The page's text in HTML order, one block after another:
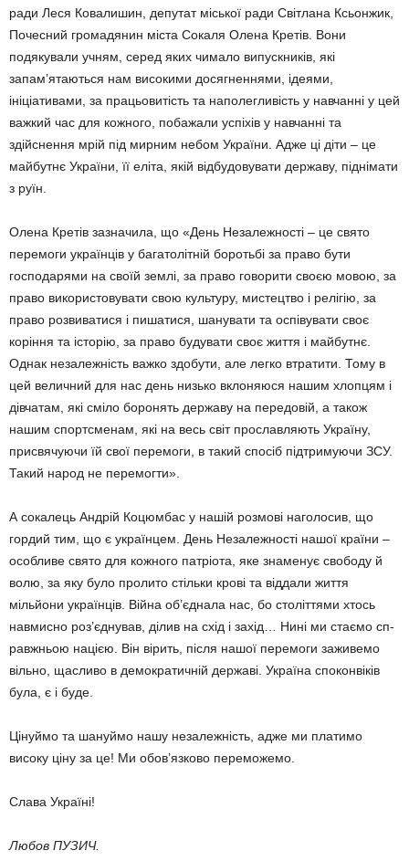
ради Леся Кова­ли­шин, депутат міської ради Світлана Ксьонжик,
Почесний громадянин міста Сокаля Олена Кретів. Вони
подякували учням, серед яких чи­ма­ло випускників, які
запам’ята­ються нам високими досягнен­ня­ми, ідеями,
ініціативами, за працьо­ви­тість та наполегливість у нав­чанні у цей
важкий час для кож­ного, побажали успіхів у навчанні та
здійснення мрій під мирним небом України. Адже ці діти – це
майбутнє України, її еліта, якій відбудовувати державу, піднімати
з руїн.
Олена Кретів зазначила, що «Де­нь Незалежності – це свято
пере­моги українців у багатолітній бо­ротьбі за право бути
господарями на своїй землі, за право говорити своєю мовою, за
право викорис­товувати свою культуру, мистецтво і релігію, за
право розвиватися і пишатися, шанувати та оспівувати своє
коріння та історію, за право будувати своє життя і майбутнє.
Однак незалежність важко здобути, але легко втратити. Тому в
цей ве­личний для нас день низько вкло­няюся нашим хлопцям і
дівчатам, які сміло боронять державу на передовій, а також
нашим спорт­сме­нам, які на весь світ прослав­ляють Україну,
присвячуючи їй свої перемоги, в такий спосіб підтри­му­ючи ЗСУ.
Такий народ не пере­могти».
А сокалець Андрій Коцюмбас у нашій розмові наголосив, що
гор­дий тим, що є українцем. День Не­залежності нашої країни –
особливе свято для кожного патріота, яке зна­менує свободу й
волю, за яку було пролито стільки крові та від­дали життя
мільйони українців. Війна об’єднала нас, бо століттями хтось
навмисно роз’єднував, ділив на схід і захід… Нині ми стаємо сп­
рав­­жньою нацією. Він вірить, після нашої перемоги заживемо
вільно, щасливо в демократичній державі. Україна споконвіків
була, є і буде.
Цінуймо та шануймо нашу неза­лежність, адже ми платимо
високу ціну за це! Ми обов’язково перемо­жемо.
Слава Україні!
Любов ПУЗИЧ.